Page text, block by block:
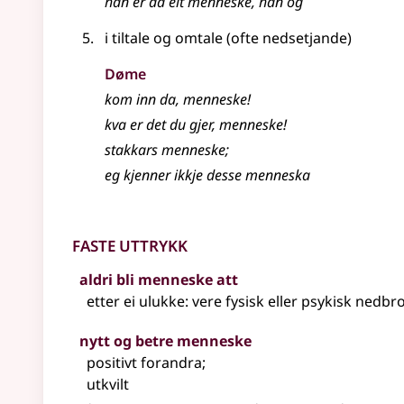
i tiltale og omtale (ofte nedsetjande)
Døme
kom inn da, menneske!
kva er det du gjer, menneske!
stakkars menneske;
eg kjenner ikkje desse menneska
Faste uttrykk
aldri bli menneske att
etter ei ulukke: vere fysisk eller psykisk
nytt og betre menneske
positivt forandra;
utkvilt